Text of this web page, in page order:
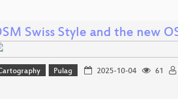
Swiss Style and the new
Pulag 2025-10-04 61